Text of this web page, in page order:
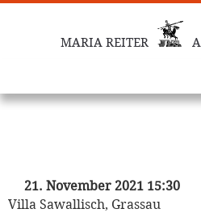
MARIA REITER
21. November 2021 15:30
Villa Sawallisch, Grassau